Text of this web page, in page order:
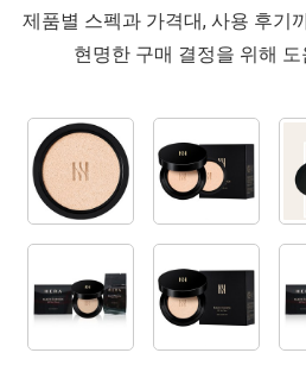
제품별 스펙과 가격대, 사용 후기
현명한 구매 결정을 위해